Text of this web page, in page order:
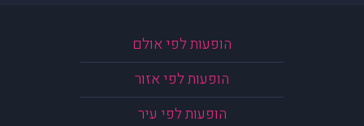
הופעות לפי אולם
הופעות לפי אזור
הופעות לפי עיר